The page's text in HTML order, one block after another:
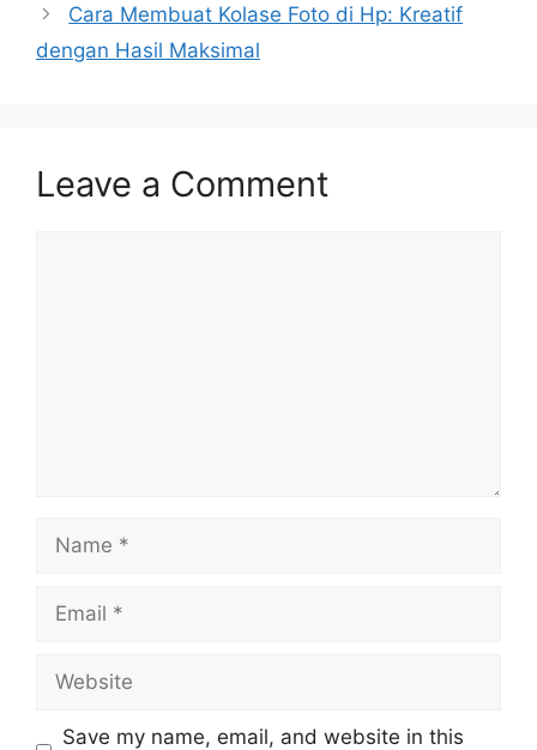
Cara Membuat Kolase Foto di Hp: Kreatif
dengan Hasil Maksimal
Leave a Comment
Save my name, email, and website in this